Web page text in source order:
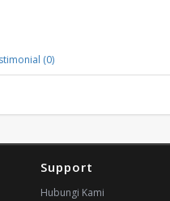
(0)
Support
Hubungi Kami